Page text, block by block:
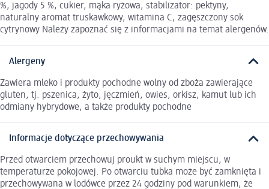
%, jagody 5 %, cukier, mąka ryżowa, stabilizator: pektyny,
naturalny aromat truskawkowy, witamina C, zagęszczony sok
cytrynowy Należy zapoznać się z informacjami na temat alergenów.
Alergeny
Zawiera mleko i produkty pochodne wolny od zboża zawierające
gluten, tj. pszenica, żyto, jęczmień, owies, orkisz, kamut lub ich
odmiany hybrydowe, a także produkty pochodne
Informacje dotyczące przechowywania
Przed otwarciem przechowuj proukt w suchym miejscu, w
temperaturze pokojowej. Po otwarciu tubka może być zamknięta i
przechowywana w lodówce przez 24 godziny pod warunkiem, że